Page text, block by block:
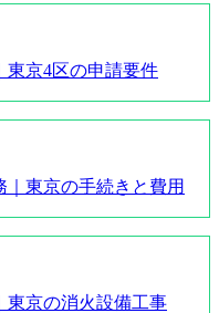
東京4区の申請要件
東京の手続きと費用
東京の消火設備工事